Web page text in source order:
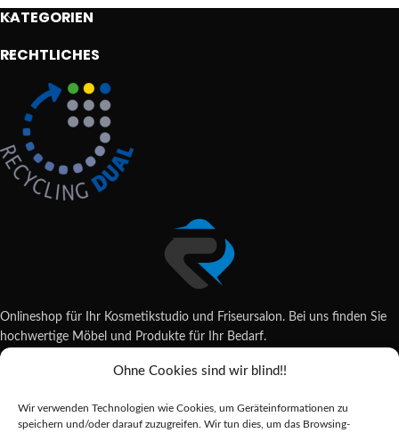
Ohne Cookies sind wir blind!!
Wir verwenden Technologien wie Cookies, um Geräteinformationen zu
speichern und/oder darauf zuzugreifen. Wir tun dies, um das Browsing-
KATEGORIEN
RECHTLICHES
Onlineshop für Ihr Kosmetikstudio und Friseursalon. Bei uns finden Sie
hochwertige Möbel und Produkte für Ihr Bedarf.
Wildsachsener Str. 6, 65207 Wiesbaden
shop@reda-shop.de